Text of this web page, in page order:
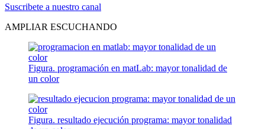
Suscribete a nuestro canal
AMPLIAR ESCUCHANDO
Figura. programación en matLab: mayor tonalidad de
un color
Figura. resultado ejecución programa: mayor tonalidad